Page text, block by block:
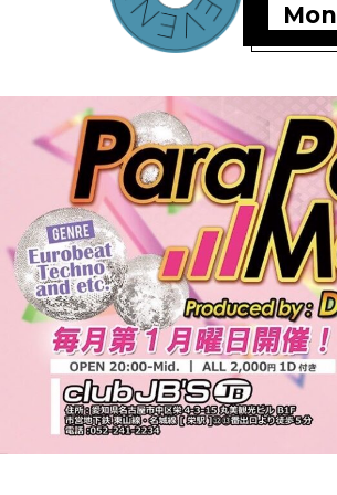
Mon